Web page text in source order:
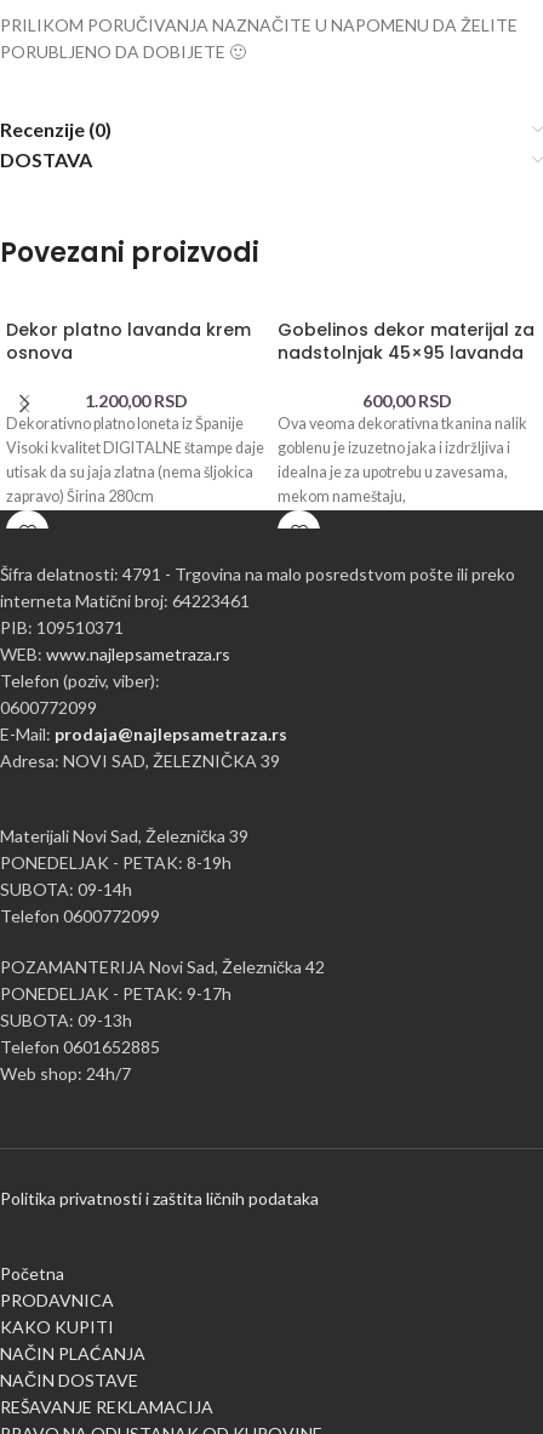
PRILIKOM PORUČIVANJA NAZNAČITE U NAPOMENU DA ŽELITE
PORUBLJENO DA DOBIJETE 🙂
Recenzije (0)
DOSTAVA
Povezani proizvodi
Dekor platno lavanda krem
osnova
1.200,00RSD
Dekorativno platno loneta iz Španije
Visoki kvalitet DIGITALNE štampe daje
utisak da su jaja zlatna (nema šljokica
zapravo) Širina 280cm
Gobelinos dekor materijal za
nadstolnjak 45×95 lavanda
600,00RSD
Ova veoma dekorativna tkanina nalik
goblenu je izuzetno jaka i izdržljiva i
idealna je za upotrebu u zavesama,
mekom nameštaju,
Šifra delatnosti: 4791 - Trgovina na malo posredstvom pošte ili preko
interneta Matični broj: 64223461
PIB: 109510371
WEB: www.najlepsametraza.rs
Telefon (poziv, viber):
0600772099
E-Mail: prodaja@najlepsametraza.rs
Adresa: NOVI SAD, ŽELEZNIČKA 39
Materijali Novi Sad, Železnička 39
PONEDELJAK - PETAK: 8-19h
SUBOTA: 09-14h
Telefon 0600772099
POZAMANTERIJA Novi Sad, Železnička 42
PONEDELJAK - PETAK: 9-17h
SUBOTA: 09-13h
Telefon 0601652885
Web shop: 24h/7
Politika privatnosti i zaštita ličnih podataka
Početna
PRODAVNICA
KAKO KUPITI
NAČIN PLAĆANJA
NAČIN DOSTAVE
REŠAVANJE REKLAMACIJA